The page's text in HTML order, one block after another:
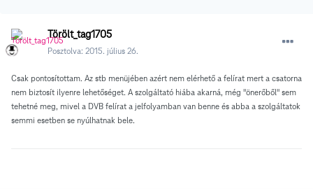
Törölt_tag1705
Posztolva: 2015. július 26.
Csak pontosítottam. Az stb menüjében azért nem elérhető a felírat mert a csatorna
nem biztosít ilyenre lehetőséget. A szolgáltató hiába akarná, még "önerőből" sem
tehetné meg, mivel a DVB felírat a jelfolyamban van benne és abba a szolgáltatok
semmi esetben se nyúlhatnak bele.